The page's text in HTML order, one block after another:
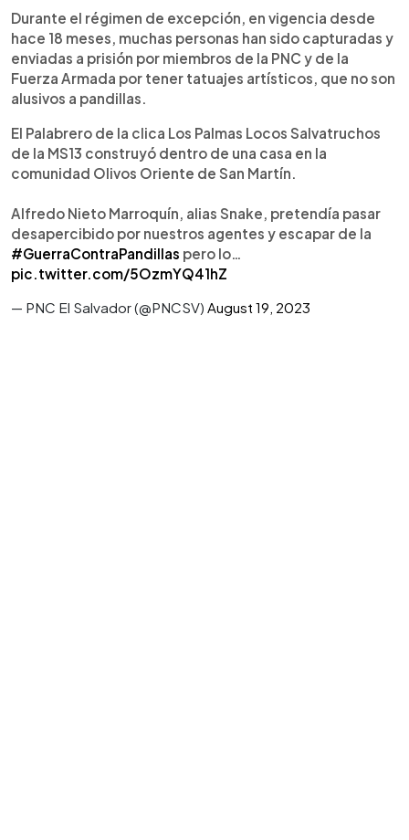
Durante el régimen de excepción, en vigencia desde
hace 18 meses, muchas personas han sido capturadas y
enviadas a prisión por miembros de la PNC y de la
Fuerza Armada por tener tatuajes artísticos, que no son
alusivos a pandillas.
El Palabrero de la clica Los Palmas Locos Salvatruchos
de la MS13 construyó dentro de una casa en la
comunidad Olivos Oriente de San Martín.
Alfredo Nieto Marroquín, alias Snake, pretendía pasar
desapercibido por nuestros agentes y escapar de la
#GuerraContraPandillas pero lo…
pic.twitter.com/5OzmYQ41hZ
— PNC El Salvador (@PNCSV) August 19, 2023